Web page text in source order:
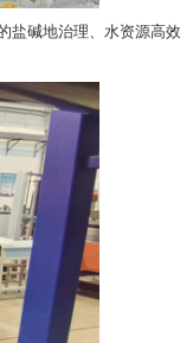
共同关注的盐碱地治